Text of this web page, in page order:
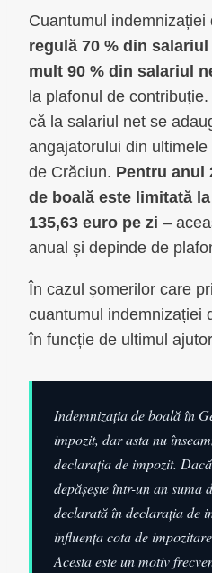
Cuantumul indemnizației
regulă 70 % din
mult 90 % din salariul
la plafonul de
că la salariul net se
angajatorului din
de Crăciun. Pentru anul
de boală este limitată
135,63 euro pe zi –
anual și depinde de
În cazul șomerilor care
cuantumul indemnizației
în funcție de ultimul
Indemnizația de boală în
impozit, dar asta nu
declarația de impozit.
depășește într-un an suma
declarată în declarația de
influența cota de
Acesta este un motiv